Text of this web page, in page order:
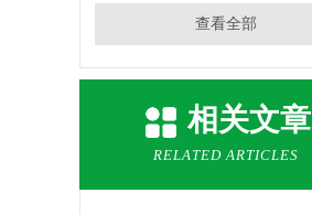
查看全部
相关文章
RELATED ARTICLES